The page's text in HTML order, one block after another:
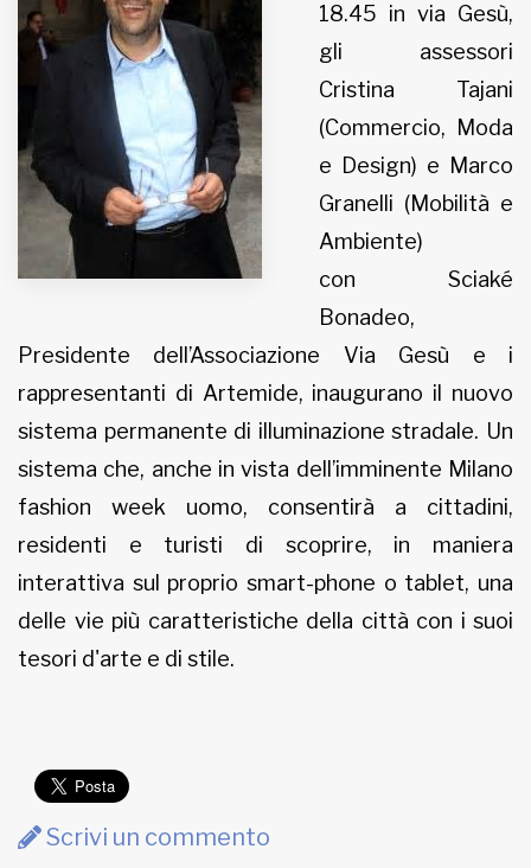
www.viveremilano.info
Fondato e diretto da Enzo De
EDB edizioni - Via Brivio angolo C.
Imbonati, 89 20159 Milano (Italia)
Informativa sulla privacy
18.45 in via Gesù,
gli assessori
Cristina Tajani
(Commercio, Moda
e Design) e Marco
Granelli (Mobilità e
Ambiente)
con Sciaké
Bonadeo,
Presidente dell’Associazione Via Gesù e i
rappresentanti di Artemide, inaugurano il nuovo
sistema permanente di illuminazione stradale. Un
sistema che, anche in vista dell’imminente Milano
fashion week uomo, consentirà a cittadini,
residenti e turisti di scoprire, in maniera
interattiva sul proprio smart-phone o tablet, una
delle vie più caratteristiche della città con i suoi
tesori d'arte e di stile.
Scrivi un commento